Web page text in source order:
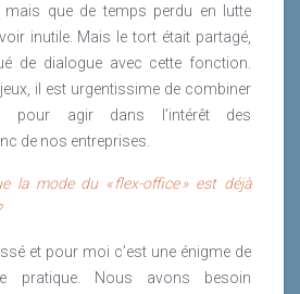
mais que de temps perdu en lutte
inutile. Mais le tort était partagé,
de dialogue avec cette fonction.
il est urgentissime de combiner
pour agir dans l’intérêt des
de nos entreprises.
la mode du « flex-office » est déjà
et pour moi c’est une énigme de
pratique. Nous avons besoin